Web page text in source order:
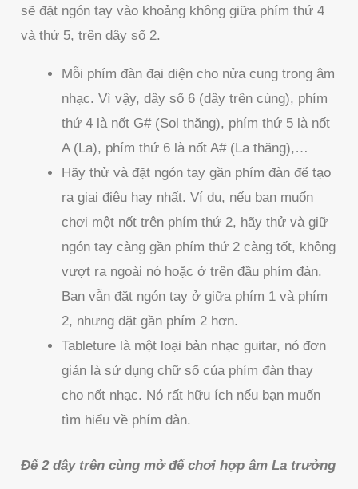
sẽ đặt ngón tay vào khoảng không giữa phím thứ 4
và thứ 5, trên dây số 2.
Mỗi phím đàn đại diện cho nửa cung trong âm
nhạc. Vì vậy, dây số 6 (dây trên cùng), phím
thứ 4 là nốt G# (Sol thăng), phím thứ 5 là nốt
A (La), phím thứ 6 là nốt A# (La thăng),…
Hãy thử và đặt ngón tay gần phím đàn để tạo
ra giai điệu hay nhất. Ví dụ, nếu bạn muốn
chơi một nốt trên phím thứ 2, hãy thử và giữ
ngón tay càng gần phím thứ 2 càng tốt, không
vượt ra ngoài nó hoặc ở trên đầu phím đàn.
Bạn vẫn đặt ngón tay ở giữa phím 1 và phím
2, nhưng đặt gần phím 2 hơn.
Tableture là một loại bản nhạc guitar, nó đơn
giản là sử dụng chữ số của phím đàn thay
cho nốt nhạc. Nó rất hữu ích nếu bạn muốn
tìm hiểu về phím đàn.
Để 2 dây trên cùng mở để chơi hợp âm La trưởng